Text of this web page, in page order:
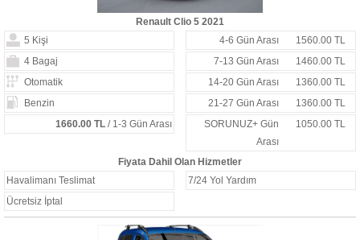
Renault Clio 5 2021
5 Kişi
4-6 Gün Arası
1560.00 TL
4 Bagaj
7-13 Gün Arası
1460.00 TL
Otomatik
14-20 Gün Arası
1360.00 TL
Benzin
21-27 Gün Arası
1360.00 TL
1660.00 TL/ 1-3 Gün Arası
SORUNUZ+ Gün
Arası
1050.00 TL
Fiyata Dahil Olan Hizmetler
Havalimanı Teslimat
7/24 Yol Yardım
Ücretsiz İptal